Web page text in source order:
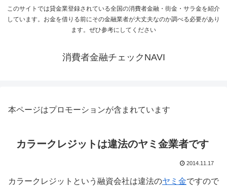
このサイトでは貸金業登録されている全国の消費者金融・街金・サラ金を紹介
しています。お金を借りる前にその金融業者が大丈夫なのか調べる必要があり
ます。ぜひ参考にしてください
消費者金融チェックNAVI
本ページはプロモーションが含まれています
カラークレジットは違法のヤミ金業者です
2014.11.17
カラークレジットという融資会社は違法のヤミ金ですので